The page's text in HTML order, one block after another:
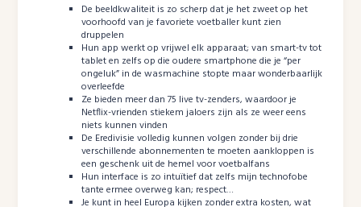
De beeldkwaliteit is zo scherp dat je het zweet op het
voorhoofd van je favoriete voetballer kunt zien
druppelen
Hun app werkt op vrijwel elk apparaat; van smart-tv tot
tablet en zelfs op die oudere smartphone die je “per
ongeluk” in de wasmachine stopte maar wonderbaarlijk
overleefde
Ze bieden meer dan 75 live tv-zenders, waardoor je
Netflix-vrienden stiekem jaloers zijn als ze weer eens
niets kunnen vinden
De Eredivisie volledig kunnen volgen zonder bij drie
verschillende abonnementen te moeten aankloppen is
een geschenk uit de hemel voor voetbalfans
Hun interface is zo intuïtief dat zelfs mijn technofobe
tante ermee overweg kan; respect…
Je kunt in heel Europa kijken zonder extra kosten, wat